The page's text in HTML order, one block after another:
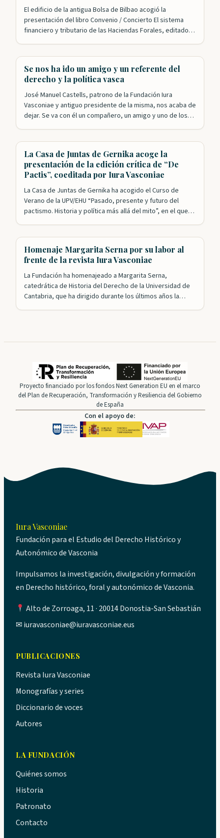
El edificio de la antigua Bolsa de Bilbao acogió la
presentación del libro Convenio / Concierto El sistema
financiero y tributario de las Haciendas Forales, editado
presidente, Roldán Jimeno, contó con…
Se nos ha ido un amigo y un referente del
derecho y la política vasca
José Manuel Castells, patrono de la Fundación Iura
Vasconiae y antiguo presidente de la misma, nos acaba de
dejar. Se va con él un compañero, un amigo y uno de los
La Casa de Juntas de Gernika acoge la
presentación de la edición crítica de “De
Pactis”, coeditada por Iura Vasconiae
La Casa de Juntas de Gernika ha acogido el Curso de
Verano de la UPV/EHU “Pasado, presente y futuro del
pactismo. Historia y política más allá del mito”, en el que
Homenaje Margarita Serna por su labor al
frente de la revista Iura Vasconiae
La Fundación ha homenajeado a Margarita Serna,
catedrática de Historia del Derecho de la Universidad de
Cantabria, que ha dirigido durante los últimos años la
Proyecto financiado por los fondos Next Generation EU en el marco
del Plan de Recuperación, Transformación y Resiliencia del Gobierno
de España
Con el apoyo de:
Iura Vasconiae
Fundación para el Estudio del Derecho Histórico y
Autonómico de Vasconia
Impulsamos la investigación, divulgación y formación
en Derecho histórico, foral y autonómico de Vasconia.
Alto de Zorroaga, 11 · 20014 Donostia-San Sebastián
✉iuravasconiae@iuravasconiae.eus
PUBLICACIONES
Revista Iura Vasconiae
Monografías y series
Diccionario de voces
Autores
LA FUNDACIÓN
Quiénes somos
Historia
Patronato
Contacto